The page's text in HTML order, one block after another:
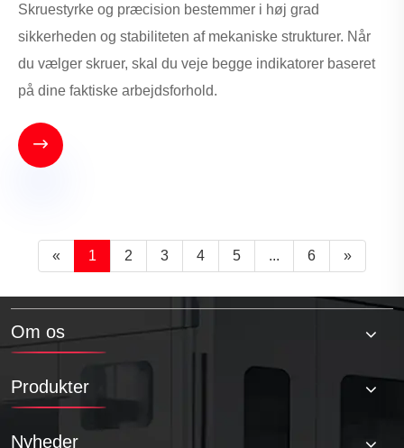
Skruestyrke og præcision bestemmer i høj grad
sikkerheden og stabiliteten af ​​mekaniske strukturer. Når
du vælger skruer, skal du veje begge indikatorer baseret
på dine faktiske arbejdsforhold.

« 1 2 3 4 5 ... 6 »
Om os
Produkter
Nyheder